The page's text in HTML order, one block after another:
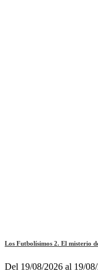
Los Futbolísimos 2. El misterio
Del 19/08/2026 al 19/